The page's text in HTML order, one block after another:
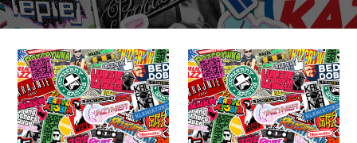
FAQs
Kontakt